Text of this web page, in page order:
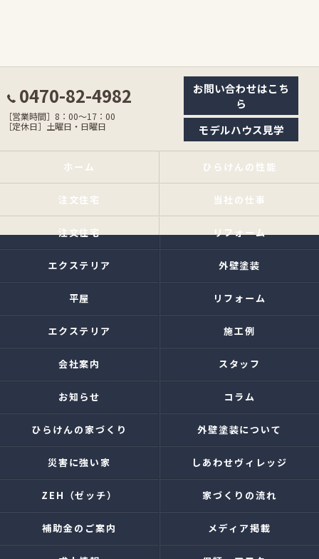
0470-82-4982
［営業時間］8：00〜17：00
［定休日］土曜日・日曜日
お問い合わせはこち
ら
モデルハウス見学
ホーム ひらけんの性能
注文住宅 当社の仕事
注文住宅 リフォーム
エクステリア 外壁塗装
平屋 リフォーム
エクステリア 施工例
会社案内 スタッフ
お知らせ コラム
ひらけんの家づくり 外壁塗装について
災害に強い家 しあわせヴィレッジ
ZEH（ゼッチ） 家づくりの流れ
補助金のご案内 メディア掲載